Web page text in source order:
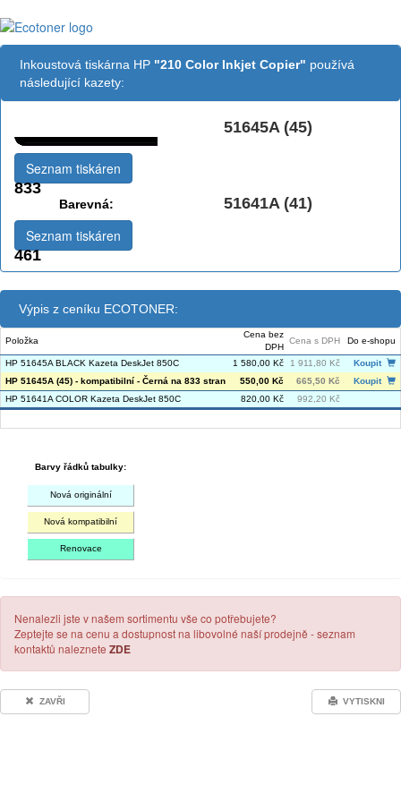
Inkoustová tiskárna HP "210 Color Inkjet Copier" používá
následující kazety:
51645A (45)
833
Seznam tiskáren
Barevná: 51641A (41)
461
Seznam tiskáren
Výpis z ceníku ECOTONER:
Položka
Cena bez
DPH
Cena s DPH Do e-shopu
HP 51645A BLACK Kazeta DeskJet 850C 1 580,00 Kč 1 911,80 Kč
Koupit
HP 51645A (45) - kompatibilní - Černá na 833 stran
550,00 Kč 665,50 Kč
Koupit
HP 51641A COLOR Kazeta DeskJet 850C
820,00 Kč 992,20 Kč
Barvy řádků tabulky:
Nová originální
Nová kompatibilní
Renovace
Nenalezli jste v našem sortimentu vše co potřebujete?
Zeptejte se na cenu a dostupnost na libovolné naší prodejně - seznam
kontaktů naleznete ZDE
ZAVŘI VYTISKNI